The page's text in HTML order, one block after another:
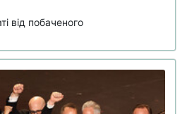
від побаченого